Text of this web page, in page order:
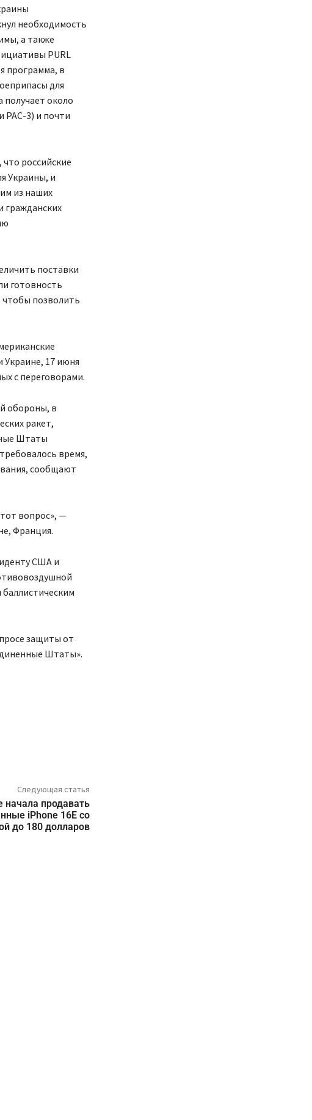
необходимость
а также
PURL
программа, в
для
получает около
PAC-3) и почти
российские
Украины, и
из наших
гражданских
поставки
готовность
чтобы позволить
17 июня
с переговорами.
обороны, в
ракет,
Штаты
время,
сообщают
вопрос», —
Франция.
США и
защиты от
Штаты».
Следующая статья
начала продавать
iPhone 16E со
до 180 долларов